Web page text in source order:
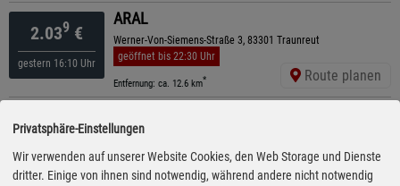
2.039 €
gestern 16:10 Uhr
ARAL
Werner-Von-Siemens-Straße 3, 83301 Traunreut
geöffnet bis 22:30 Uhr
Entfernung: ca. 12.6 km* Route planen
2.059€
gestern 14:30 Uhr
Äussere Rosenheimerstr 23, 83278 Traunstein
geöffnet bis 23:00 Uhr
Entfernung: ca. 8.9 km* Route planen
Privatsphäre-Einstellungen
Wir verwenden auf unserer Website Cookies, den Web Storage und Dienste
dritter. Einige von ihnen sind notwendig, während andere nicht notwendig